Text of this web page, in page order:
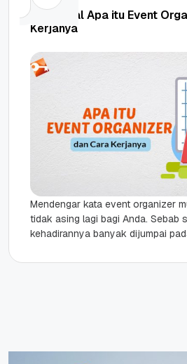
Mengenal Apa itu Event
Kerjanya
Mendengar kata event organizer
tidak asing lagi bagi Anda. Sebab
kehadirannya banyak dijumpai
orang...